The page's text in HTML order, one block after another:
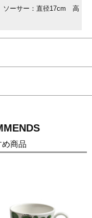
ーサー：直径17cm 高
め商品